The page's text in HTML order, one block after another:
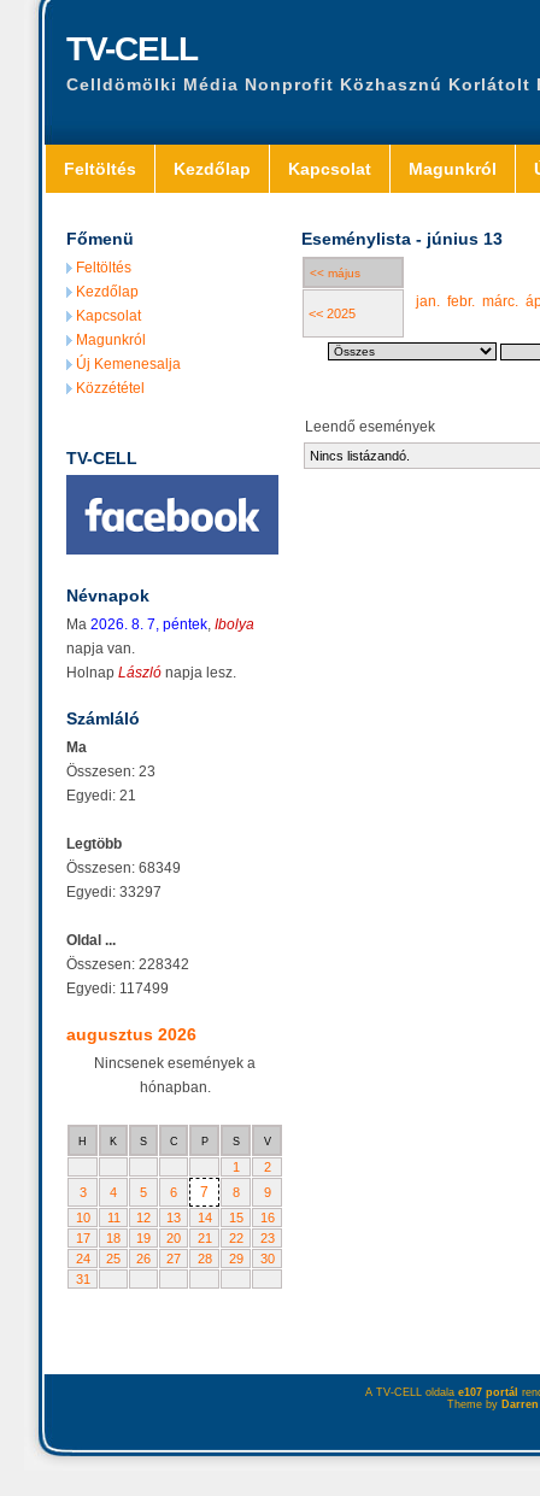
TV-CELL
Celldömölki Média Nonprofit Közhasznú Korlátolt
Feltöltés Kezdőlap Kapcsolat Magunkról
Főmenü
Feltöltés
Kezdőlap
Kapcsolat
Magunkról
Új Kemenesalja
Közzététel
TV-CELL
Névnapok
Ma 2026. 8. 7, péntek, Ibolya
napja van.
Holnap László napja lesz.
Számláló
Ma
Összesen: 23
Egyedi: 21
Legtöbb
Összesen: 68349
Egyedi: 33297
Oldal ...
Összesen: 228342
Egyedi: 117499
augusztus 2026
Nincsenek események a
hónapban.
H K S C P S V
1
2
3
4 5 6 7 8
9
10
11 12 13 14 15
16
17
18 19 20 21 22
23
24
25 26 27 28 29
30
31
Eseménylista - június 13
<< május
<< 2025
jan. febr. márc.
Leendő események
Nincs listázandó.
A TV-CELL oldala e107 portál
Theme by